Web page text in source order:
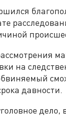
на
давности.